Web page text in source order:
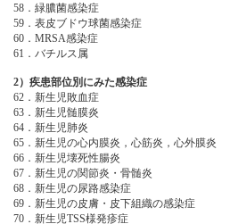
58．緑膿菌感染症
59．表皮ブドウ球菌感染症
60．MRSA感染症
61．バチルス属
2）疾患部位別にみた感染症
62．新生児敗血症
63．新生児髄膜炎
64．新生児肺炎
65．新生児の心内膜炎，心筋炎，心外膜炎
66．新生児壊死性腸炎
67．新生児の関節炎・骨髄炎
68．新生児の尿路感染症
69．新生児の皮膚・皮下組織の感染症
70．新生児TSS様発疹症